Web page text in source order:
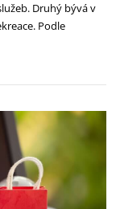
Druhý bývá v
Podle